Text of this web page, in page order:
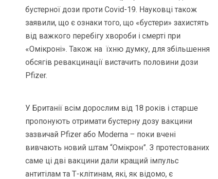
бустерної дози проти Covid-19. Науковці також
заявили, що є ознаки того, що «бустери» захистять
від важкого перебігу хвороби і смерті при
«Омікроні». Також на їхню думку, для збільшення
обсягів ревакцинації вистачить половини дози
Pfizer.
У Британії всім дорослим від 18 років і старше
пропонують отримати бустерну дозу вакцини
зазвичай Pfizer або Moderna – поки вчені
вивчають новий штам “Омікрон”. З протестованих
саме ці дві вакцини дали кращий імпульс
антитілам та Т-клітинам, які, як відомо, є